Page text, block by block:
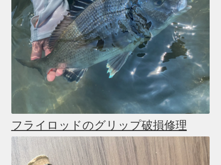
フライロッドのグリップ破損修理